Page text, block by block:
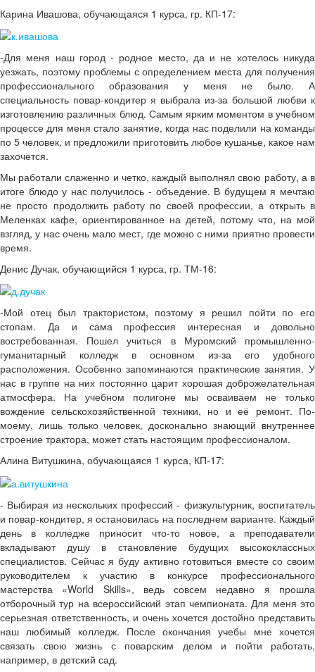
Карина Ивашова, обучающаяся 1 курса, гр. КП-17:
-Для меня наш город - родное место, да и не хотелось никуда
уезжать, поэтому проблемы с определением места для получения
профессионального образования у меня не было. А
специальность повар-кондитер я выбрала из-за большой любви к
изготовлению различных блюд. Самым ярким моментом в учебном
процессе для меня стало занятие, когда нас поделили на команды
по 5 человек, и предложили приготовить любое кушанье, какое нам
захочется.
Мы работали слаженно и четко, каждый выполнял свою работу, а в
итоге блюдо у нас получилось - объедение. В будущем я мечтаю
не просто продолжить работу по своей профессии, а открыть в
Меленках кафе, ориентированное на детей, потому что, на мой
взгляд, у нас очень мало мест, где можно с ними приятно провести
время.
Денис Дучак, обучающийся 1 курса, гр. ТМ-16:
-Мой отец был трактористом, поэтому я решил пойти по его
стопам. Да и сама профессия интересная и довольно
востребованная. Пошел учиться в Муромский промышленно-
гуманитарный колледж в основном из-за его удобного
расположения. Особенно запоминаются практические занятия. У
нас в группе на них постоянно царит хорошая доброжелательная
атмосфера. На учебном полигоне мы осваиваем не только
вождение сельскохозяйственной техники, но и её ремонт. По-
моему, лишь только человек, досконально знающий внутреннее
строение трактора, может стать настоящим профессионалом.
Алина Витушкина, обучающаяся 1 курса, КП-17:
- Выбирая из нескольких профессий - физкультурник, воспитатель
и повар-кондитер, я остановилась на последнем варианте. Каждый
день в колледже приносит что-то новое, а преподаватели
вкладывают душу в становление будущих высококлассных
специалистов. Сейчас я буду активно готовиться вместе со своим
руководителем к участию в конкурсе профессионального
мастерства «World Skills», ведь совсем недавно я прошла
отборочный тур на всероссийский этап чемпионата. Для меня это
серьезная ответственность, и очень хочется достойно представить
наш любимый колледж. После окончания учебы мне хочется
связать свою жизнь с поварским делом и пойти работать,
например, в детский сад.